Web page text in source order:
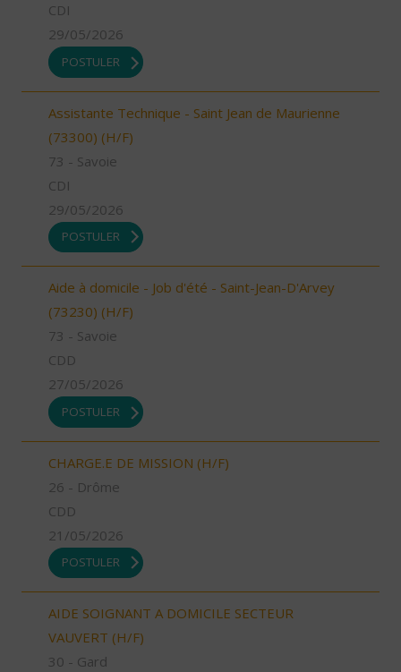
CDI
29/05/2026
POSTULER
Assistante Technique - Saint Jean de Maurienne
(73300) (H/F)
73 - Savoie
CDI
29/05/2026
POSTULER
Aide à domicile - Job d'été - Saint-Jean-D'Arvey
(73230) (H/F)
73 - Savoie
CDD
27/05/2026
POSTULER
CHARGE.E DE MISSION (H/F)
26 - Drôme
CDD
21/05/2026
POSTULER
AIDE SOIGNANT A DOMICILE SECTEUR
VAUVERT (H/F)
30 - Gard